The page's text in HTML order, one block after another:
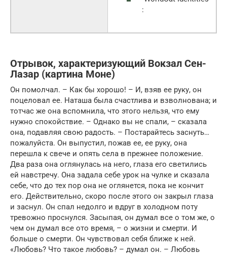
:
Отрывок, характеризующий Вокзал Сен-
Лазар (картина Моне)
Он помолчал. – Как бы хорошо! – И, взяв ее руку, он
поцеловал ее. Наташа была счастлива и взволнована; и
тотчас же она вспомнила, что этого нельзя, что ему
нужно спокойствие. – Однако вы не спали, – сказала
она, подавляя свою радость. – Постарайтесь заснуть…
пожалуйста. Он выпустил, пожав ее, ее руку, она
перешла к свече и опять села в прежнее положение.
Два раза она оглянулась на него, глаза его светились
ей навстречу. Она задала себе урок на чулке и сказала
себе, что до тех пор она не оглянется, пока не кончит
его. Действительно, скоро после этого он закрыл глаза
и заснул. Он спал недолго и вдруг в холодном поту
тревожно проснулся. Засыпая, он думал все о том же, о
чем он думал все ото время, – о жизни и смерти. И
больше о смерти. Он чувствовал себя ближе к ней.
«Любовь? Что такое любовь? – думал он. – Любовь